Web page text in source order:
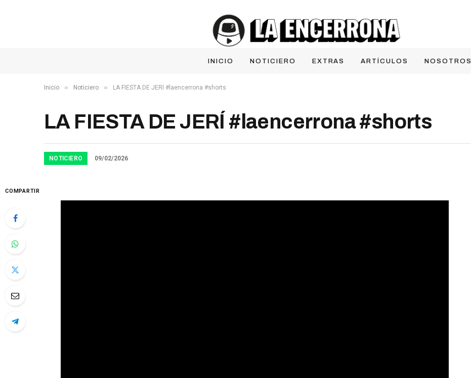
INICIO NOTICIERO EXTRAS ARTÍCULOS NOSOTROS
Inicio » Noticiero » LA FIESTA DE JERÍ #laencerrona #shorts
LA FIESTA DE JERÍ #laencerrona #shorts
NOTICIERO 09/02/2026
COMPARTIR